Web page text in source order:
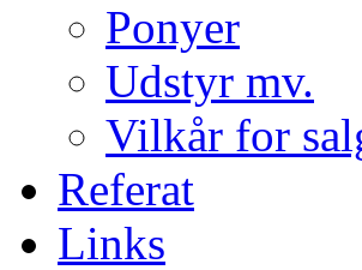
Ponyer
Udstyr mv.
Vilkår for
Referat
Links